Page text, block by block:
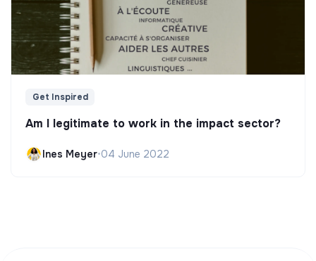
Get Inspired
Am I legitimate to work in the impact sector?
Ines Meyer•04 June 2022